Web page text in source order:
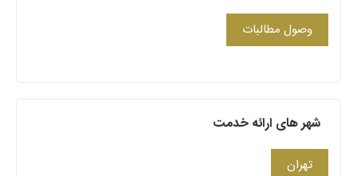
وصول مطالبات
شهر های ارائه خدمت
تهران